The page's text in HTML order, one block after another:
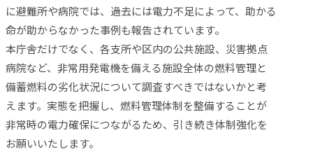
に避難所や病院では、過去には電力不足によって、助かる
命が助からなかった事例も報告されています。
本庁舎だけでなく、各支所や区内の公共施設、災害拠点
病院など、非常用発電機を備える施設全体の燃料管理と
備蓄燃料の劣化状況について調査すべきではないかと考
えます。実態を把握し、燃料管理体制を整備することが
非常時の電力確保につながるため、引き続き体制強化を
お願いいたします。